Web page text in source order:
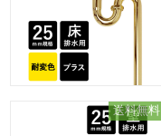
送料無料